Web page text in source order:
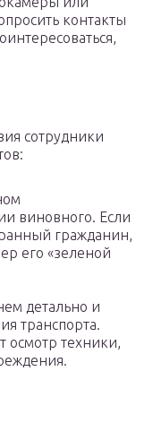
контакты
сотрудники
виновного. Если
гражданин,
его «зеленой
детально и
транспорта.
осмотр техники,